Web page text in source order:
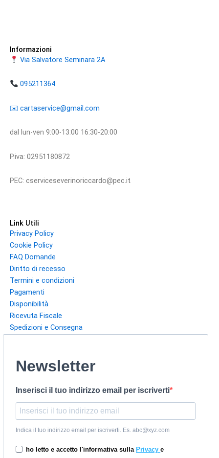
Informazioni
Via Salvatore Seminara 2A
095211364
​​✉️ ​cartaservice@gmail.com
dal lun-ven 9:00-13:00 16:30-20:00
P.iva: 02951180872
PEC: cserviceseverinoriccardo@pec.it
Link Utili
Privacy Policy
Cookie Policy
FAQ Domande
Diritto di recesso
Termini e condizioni
Pagamenti
Disponibilità
Ricevuta Fiscale
Spedizioni e Consegna
Newsletter
Inserisci il tuo indirizzo email per iscriverti
Indica il tuo indirizzo email per iscriverti. Es. abc@xyz.com
ho letto e accetto l'informativa sulla Privacy e